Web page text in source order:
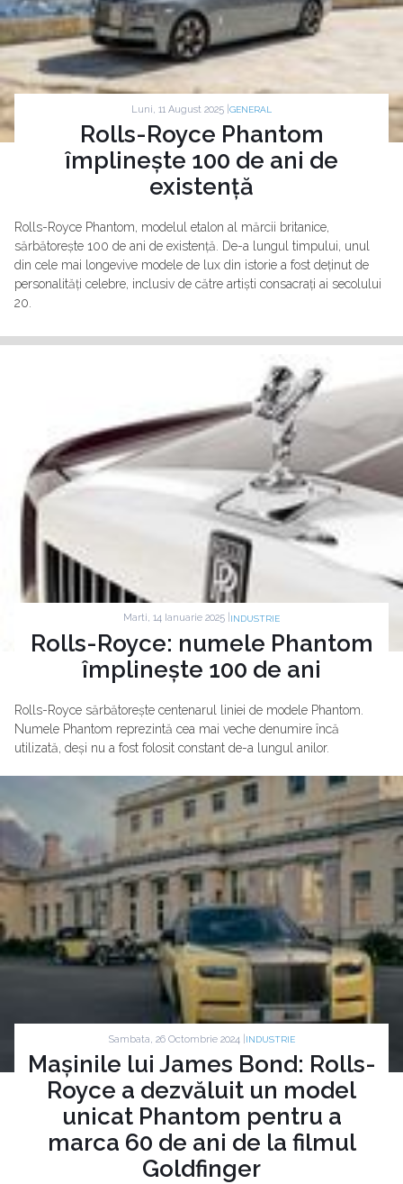
Luni, 11 August 2025 | GENERAL
Rolls-Royce Phantom
împlinește 100 de ani de
existență
Rolls-Royce Phantom, modelul etalon al mărcii britanice,
sărbătorește 100 de ani de existență. De-a lungul timpului, unul
din cele mai longevive modele de lux din istorie a fost deținut de
personalități celebre, inclusiv de către artiști consacrați ai secolului
20.
Marti, 14 Ianuarie 2025 | INDUSTRIE
Rolls-Royce: numele Phantom
împlinește 100 de ani
Rolls-Royce sărbătorește centenarul liniei de modele Phantom.
Numele Phantom reprezintă cea mai veche denumire încă
utilizată, deși nu a fost folosit constant de-a lungul anilor.
Sambata, 26 Octombrie 2024 | INDUSTRIE
Mașinile lui James Bond: Rolls-
Royce a dezvăluit un model
unicat Phantom pentru a
marca 60 de ani de la filmul
Goldfinger